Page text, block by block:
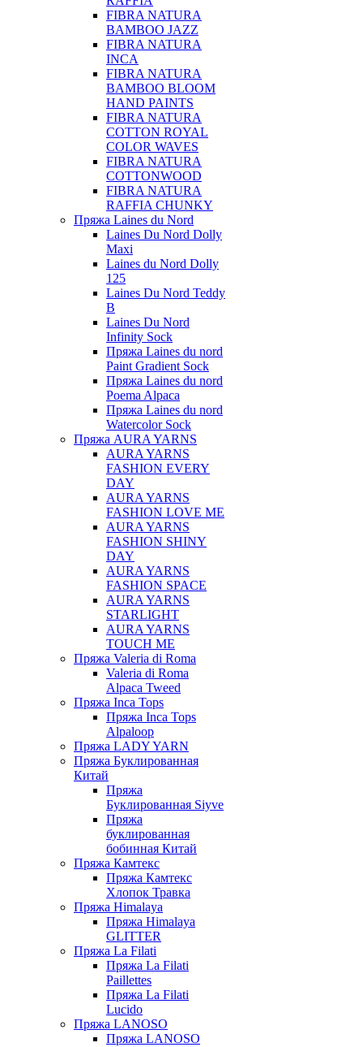
FIBRA NATURA
BAMBOO JAZZ
FIBRA NATURA
INCA
FIBRA NATURA
BAMBOO BLOOM
HAND PAINTS
FIBRA NATURA
COTTON ROYAL
COLOR WAVES
FIBRA NATURA
COTTONWOOD
FIBRA NATURA
RAFFIA CHUNKY
Пряжа Laines du Nord
Laines Du Nord Dolly
Maxi
Laines du Nord Dolly
125
Laines Du Nord Teddy
B
Laines Du Nord
Infinity Sock
Пряжа Laines du nord
Paint Gradient Sock
Пряжа Laines du nord
Poema Alpaca
Пряжа Laines du nord
Watercolor Sock
Пряжа AURA YARNS
AURA YARNS
FASHION EVERY
DAY
AURA YARNS
FASHION LOVE ME
AURA YARNS
FASHION SHINY
DAY
AURA YARNS
FASHION SPACE
AURA YARNS
STARLIGHT
AURA YARNS
TOUCH ME
Пряжа Valeria di Roma
Valeria di Roma
Alpaca Tweed
Пряжа Inca Tops
Пряжа Inca Tops
Alpaloop
Пряжа LADY YARN
Пряжа Буклированная
Китай
Пряжа
Буклированная Siyve
Пряжа
буклированная
бобинная Китай
Пряжа Камтекс
Пряжа Камтекс
Хлопок Травка
Пряжа Himalaya
Пряжа Himalaya
GLITTER
Пряжа La Filati
Пряжа La Filati
Paillettes
Пряжа La Filati
Lucido
Пряжа LANOSO
Пряжа LANOSO